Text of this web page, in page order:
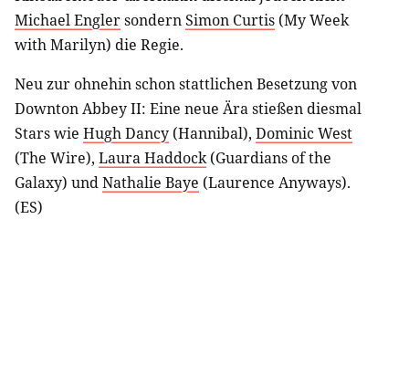
Michael EnglersondernSimon Curtis (My Week
with Marilyn) die Regie.
Neu zur ohnehin schon stattlichen Besetzung von
Downton Abbey II: Eine neue Ära stießen diesmal
Stars wie Hugh Dancy (Hannibal), Dominic West
(The Wire), Laura Haddock(Guardians of the
Galaxy) undNathalie Baye (Laurence Anyways).
(ES)